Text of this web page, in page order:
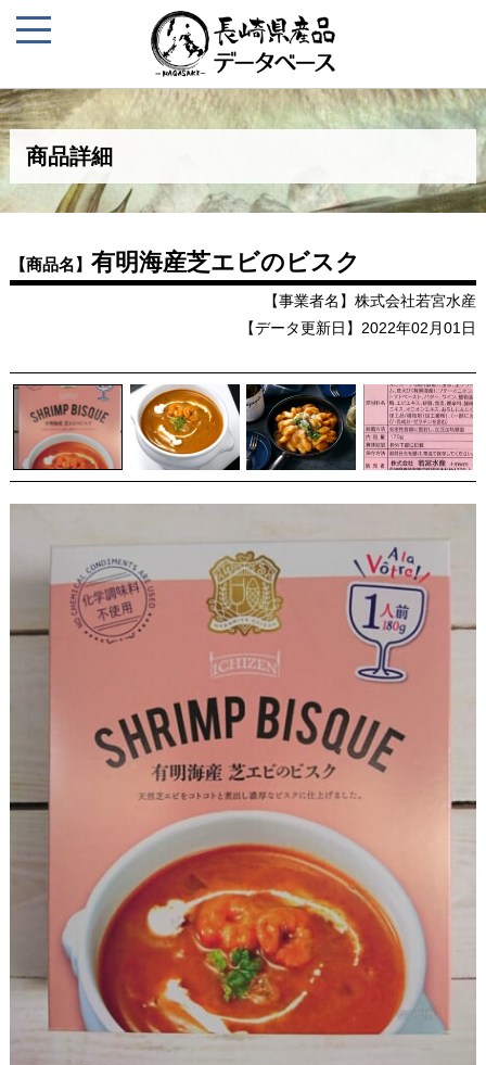
商品詳細
【商品名】 有明海産芝エビのビスク
【事業者名】株式会社若宮水産
【データ更新日】2022年02月01日